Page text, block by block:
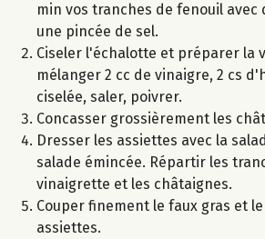
min vos tranches de fenouil avec
une pincée de sel.
Ciseler l'échalotte et préparer la
mélanger 2 cc de vinaigre, 2 cs
ciselée, saler, poivrer.
Concasser grossièrement les
Dresser les assiettes avec la
salade émincée. Répartir les
vinaigrette et les châtaignes.
Couper finement le faux gras et
assiettes.